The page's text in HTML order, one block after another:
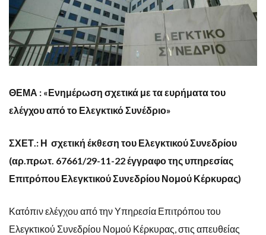
ΘΕΜΑ : «Ενημέρωση σχετικά με τα ευρήματα του
ελέγχου από το Ελεγκτικό Συνέδριο»
ΣΧΕΤ.: Η σχετική έκθεση του Ελεγκτικού Συνεδρίου
(αρ.πρωτ. 67661/29-11-22 έγγραφο της υπηρεσίας
Επιτρόπου Ελεγκτικού Συνεδρίου Νομού Κέρκυρας)
Κατόπιν ελέγχου από την Υπηρεσία Επιτρόπου του
Ελεγκτικού Συνεδρίου Νομού Κέρκυρας, στις απευθείας